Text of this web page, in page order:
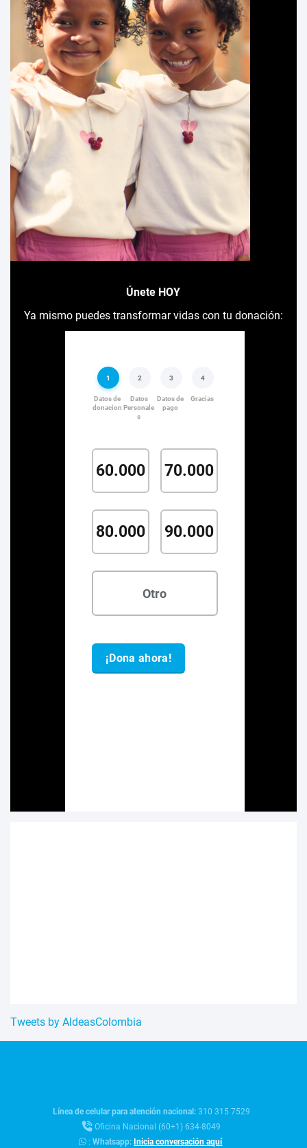
Únete HOY
Ya mismo puedes transformar vidas con tu donación:
Tweets by AldeasColombia
Línea de celular para atención nacional:310 315 7529
Oficina Nacional (60+1) 634-8049
:Whatsapp: Inicia conversación aquí